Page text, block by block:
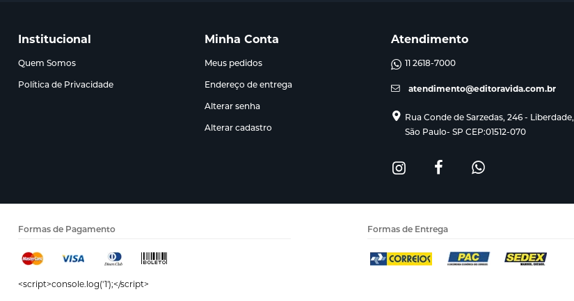
Institucional
Quem Somos
Política de Privacidade
Minha Conta
Meus pedidos
Endereço de entrega
Alterar senha
Alterar cadastro
Atendimento
11 2618-7000
atendimento@editoravida.com.br
Rua Conde de Sarzedas, 246 - Liberdade,
São Paulo- SP CEP:01512-070
Formas de Pagamento
<script>console.log('1');</script>
Formas de Entrega